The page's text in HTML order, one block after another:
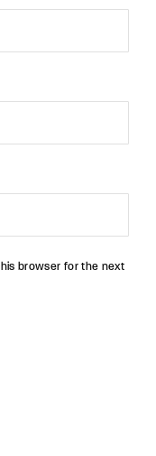
browser for the next